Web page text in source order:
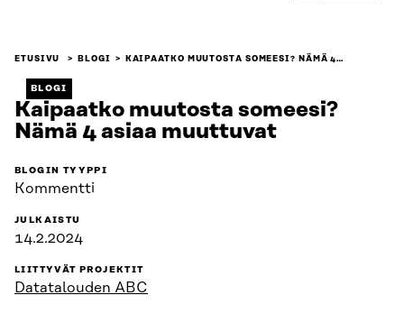
ETUSIVU BLOGI KAIPAATKO MUUTOSTA SOMEESI? NÄMÄ 4…
BLOGI
Kaipaatko muutosta someesi?
Nämä 4 asiaa muuttuvat
BLOGIN TYYPPI
Kommentti
JULKAISTU
14.2.2024
LIITTYVÄT PROJEKTIT
Datatalouden ABC